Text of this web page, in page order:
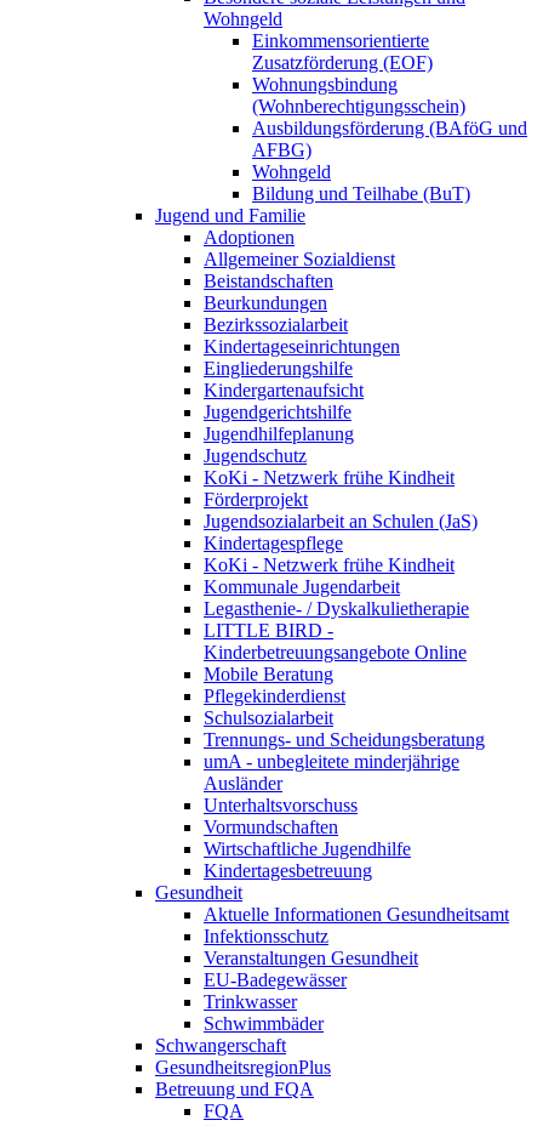
Wohngeld
Einkommensorientierte
Zusatzförderung (EOF)
Wohnungsbindung
(Wohnberechtigungsschein)
Ausbildungsförderung (BAföG und
AFBG)
Wohngeld
Bildung und Teilhabe (BuT)
Jugend und Familie
Adoptionen
Allgemeiner Sozialdienst
Beistandschaften
Beurkundungen
Bezirkssozialarbeit
Kindertageseinrichtungen
Eingliederungshilfe
Kindergartenaufsicht
Jugendgerichtshilfe
Jugendhilfeplanung
Jugendschutz
KoKi - Netzwerk frühe Kindheit
Förderprojekt
Jugendsozialarbeit an Schulen (JaS)
Kindertagespflege
KoKi - Netzwerk frühe Kindheit
Kommunale Jugendarbeit
Legasthenie- / Dyskalkulietherapie
LITTLE BIRD -
Kinderbetreuungsangebote Online
Mobile Beratung
Pflegekinderdienst
Schulsozialarbeit
Trennungs- und Scheidungsberatung
umA - unbegleitete minderjährige
Ausländer
Unterhaltsvorschuss
Vormundschaften
Wirtschaftliche Jugendhilfe
Kindertagesbetreuung
Gesundheit
Aktuelle Informationen Gesundheitsamt
Infektionsschutz
Veranstaltungen Gesundheit
EU-Badegewässer
Trinkwasser
Schwimmbäder
Schwangerschaft
GesundheitsregionPlus
Betreuung und FQA
FQA